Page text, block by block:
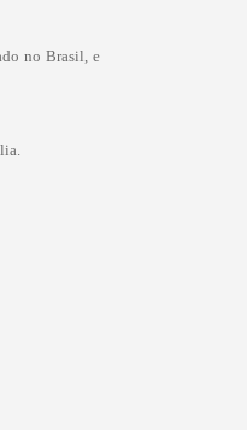
no Brasil, e